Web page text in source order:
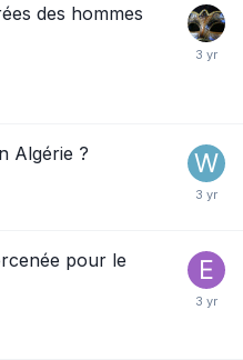
des hommes
Algérie ?
pour le